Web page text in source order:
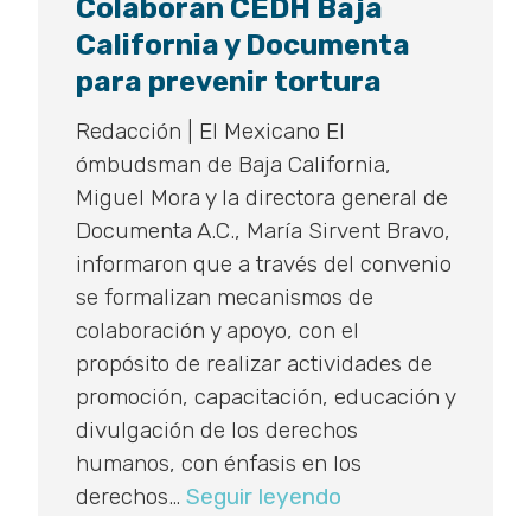
Colaboran CEDH Baja
California y Documenta
para prevenir tortura
Redacción | El Mexicano El
ómbudsman de Baja California,
Miguel Mora y la directora general de
Documenta A.C., María Sirvent Bravo,
informaron que a través del convenio
se formalizan mecanismos de
colaboración y apoyo, con el
propósito de realizar actividades de
promoción, capacitación, educación y
divulgación de los derechos
humanos, con énfasis en los
derechos… Seguir leyendo